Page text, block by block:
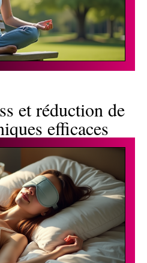
et réduction de
efficaces